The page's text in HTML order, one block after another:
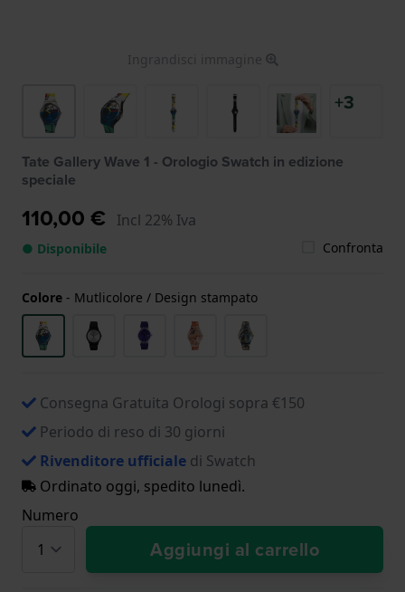
Ingrandisci immagine
+3
Tate Gallery Wave 1 - Orologio Swatch in edizione
speciale
110,00 € Incl 22% Iva
● Disponibile Confronta
Colore - Mutlicolore / Design stampato
Consegna Gratuita Orologi sopra €150
Periodo di reso di 30 giorni
Rivenditore ufficiale di Swatch
Ordinato oggi, spedito lunedì.
Numero
Aggiungi al carrello